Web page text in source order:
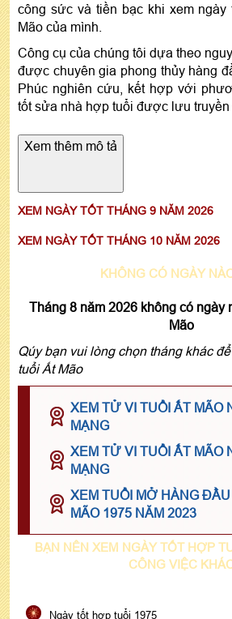
công sức và tiền bạc khi xem ngày
Mão của mình.
Công cụ của chúng tôi dựa theo
được chuyên gia phong thủy hàng
Phúc nghiên cứu, kết hợp với
tốt sửa nhà hợp tuổi được lưu truyền
Xem thêm mô tả
XEM NGÀY TỐT THÁNG 9 NĂM 2026
XEM NGÀY TỐT THÁNG 10 NĂM 2026
KHÔNG CÓ NGÀY
Tháng 8 năm 2026 không có ngày
Mão
Qúy bạn vui lòng chọn tháng khác
tuổi Ất Mão
XEM TỬ VI TUỔI ẤT MÃO
MẠNG
XEM TỬ VI TUỔI ẤT MÃO
MẠNG
XEM TUỔI MỞ HÀNG
MÃO 1975 NĂM 2023
BẠN NÊN XEM NGÀY TỐT HỢP
CÔNG VIỆC
Ngày tốt hợp tuổi 1975